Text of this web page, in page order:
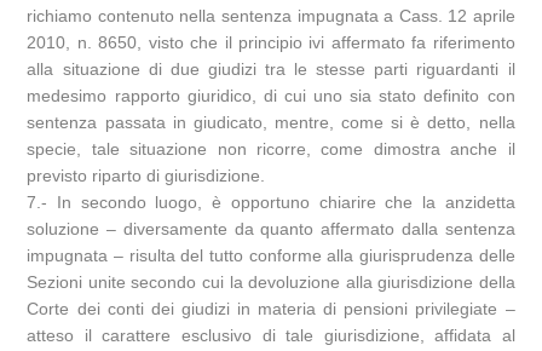
richiamo contenuto nella sentenza impugnata a Cass. 12 aprile
2010, n. 8650, visto che il principio ivi affermato fa riferimento
alla situazione di due giudizi tra le stesse parti riguardanti il
medesimo rapporto giuridico, di cui uno sia stato definito con
sentenza passata in giudicato, mentre, come si è detto, nella
specie, tale situazione non ricorre, come dimostra anche il
previsto riparto di giurisdizione.
7.- In secondo luogo, è opportuno chiarire che la anzidetta
soluzione – diversamente da quanto affermato dalla sentenza
impugnata – risulta del tutto conforme alla giurisprudenza delle
Sezioni unite secondo cui la devoluzione alla giurisdizione della
Corte dei conti dei giudizi in materia di pensioni privilegiate –
atteso il carattere esclusivo di tale giurisdizione, affidata al